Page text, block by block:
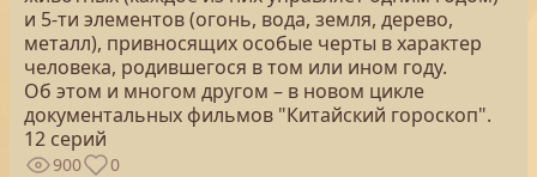
и 5-ти элементов (огонь, вода, земля, дерево,
металл), привносящих особые черты в характер
человека, родившегося в том или ином году.
Об этом и многом другом – в новом цикле
документальных фильмов "Китайский гороскоп".
12 серий
900 0